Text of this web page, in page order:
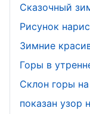
Сказочный
Рисунок
Зимние
Горы в
Склон горы
показан узор